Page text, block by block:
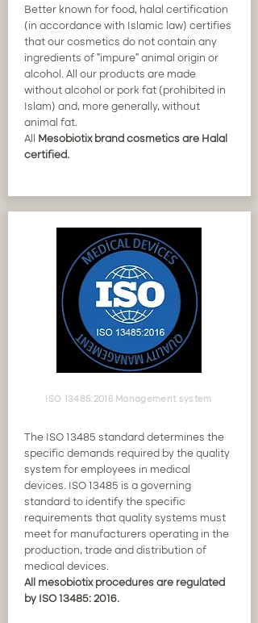
Better known for food, halal certification
(in accordance with Islamic law) certifies
that our cosmetics do not contain any
ingredients of "impure" animal origin or
alcohol. All our products are made
without alcohol or pork fat (prohibited in
Islam) and, more generally, without
animal fat.
All
Mesobiotix brand cosmetics are Halal
certified.
ISO 13485:2016 Management system
The ISO 13485 standard determines the
specific demands required by the quality
system for employees in medical
devices. ISO 13485 is a governing
standard to identify the specific
requirements that quality systems must
meet for manufacturers operating in the
production, trade and distribution of
medical devices.
All mesobiotix procedures are regulated
by ISO 13485: 2016.